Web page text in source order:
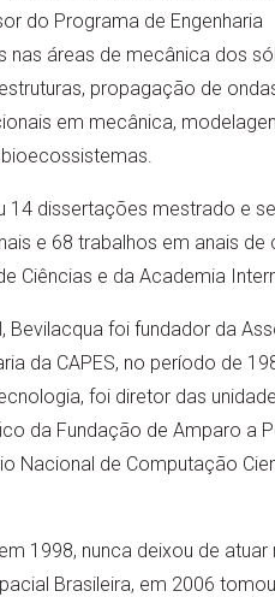
do Programa de Engenharia
nas áreas de mecânica dos
propagação de
em mecânica,
14 dissertações mestrado e
e 68 trabalhos em anais
Ciências e da Academia
Bevilacqua foi fundador da
da CAPES, no período de
foi diretor das
da Fundação de Amparo a
Nacional de Computação
1998, nunca deixou de
Brasileira, em 2006